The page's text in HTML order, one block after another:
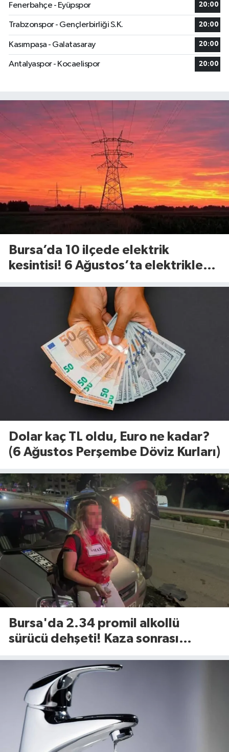
Fenerbahçe - Eyüpspor 20:00
Trabzonspor - Gençlerbirliği S.K. 20:00
Kasımpaşa - Galatasaray 20:00
Antalyaspor - Kocaelispor 20:00
Bursa’da 10 ilçede elektrik
kesintisi! 6 Ağustos’ta elektrikler
Dolar kaç TL oldu, Euro ne kadar?
(6 Ağustos Perşembe Döviz Kurları)
Bursa'da 2.34 promil alkollü
sürücü dehşeti! Kaza sonrası